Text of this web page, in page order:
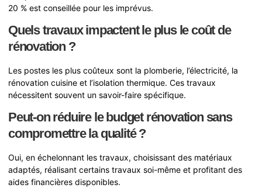
20 % est conseillée pour les imprévus.
Quels travaux impactent le plus le coût de
rénovation ?
Les postes les plus coûteux sont la plomberie, l’électricité, la
rénovation cuisine et l’isolation thermique. Ces travaux
nécessitent souvent un savoir-faire spécifique.
Peut-on réduire le budget rénovation sans
compromettre la qualité ?
Oui, en échelonnant les travaux, choisissant des matériaux
adaptés, réalisant certains travaux soi-même et profitant des
aides financières disponibles.